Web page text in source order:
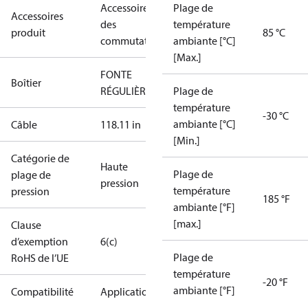
Accessoires
produit
Accessoires
des
commutateurs
Boîtier
FONTE
RÉGULIÈRE
Câble 118.11 in
Catégorie de
plage de
pression
Haute
pression
Clause
d’exemption
RoHS de l’UE
6(c)
Compatibilité
Applications
Plage de
température
ambiante [°C]
[Max.]
85 °C
Plage de
température
ambiante [°C]
[Min.]
-30 °C
Plage de
température
ambiante [°F]
[max.]
185 °F
Plage de
température
ambiante [°F]
-20 °F